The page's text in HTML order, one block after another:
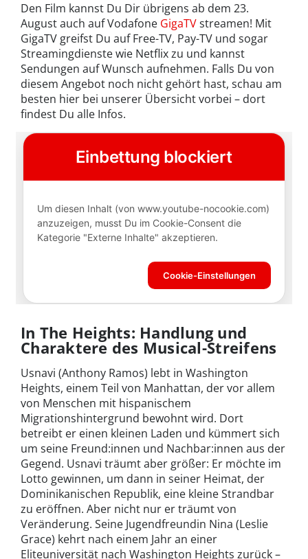
Den Film kannst Du Dir übrigens ab dem 23.
August auch auf Vodafone GigaTVstreamen! Mit
GigaTV greifst Du auf Free-TV, Pay-TV und sogar
Streamingdienste wie Netflix zu und kannst
Sendungen auf Wunsch aufnehmen. Falls Du von
diesem Angebot noch nicht gehört hast, schau am
besten hier bei unserer Übersicht vorbei – dort
findest Du alle Infos.
In The Heights: Handlung und
Charaktere des Musical-Streifens
Usnavi (Anthony Ramos) lebt in Washington
Heights, einem Teil von Manhattan, der vor allem
von Menschen mit hispanischem
Migrationshintergrund bewohnt wird. Dort
betreibt er einen kleinen Laden und kümmert sich
um seine Freund:innen und Nachbar:innen aus der
Gegend. Usnavi träumt aber größer: Er möchte im
Lotto gewinnen, um dann in seiner Heimat, der
Dominikanischen Republik, eine kleine Strandbar
zu eröffnen. Aber nicht nur er träumt von
Veränderung. Seine Jugendfreundin Nina (Leslie
Grace) kehrt nach einem Jahr an einer
Eliteuniversität nach Washington Heights zurück –